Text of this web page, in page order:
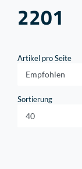
2201
Artikel pro Seite
Sortierung